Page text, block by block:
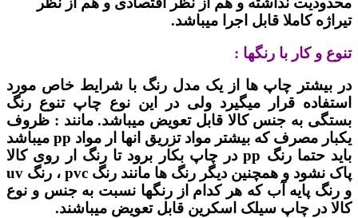
تیراژه کاملا قابل اجرا میباشد.
تنوع و کار با رنگها :
در بیشتر چاپ ها از یک مدل رنگ با شرایط خاص مورد
استفاده قرار میگیرد ولی در این نوع چاپ تنوع رنگ
بستگی به جنس کالا قابل تعویض میباشد. مانند : ظروف
یکبار مصرف که بیشتر مواد تزریق انها ار مواد pp میباشد
باید حتما رنگ pp در چاپ بکار برود تا رنگ ار روی کالا
پاک نشود و همچنین دیگر رنگ ها مانند رنگ pvc ، رنگ uv
و رنگ پایه آب که هر کدام از رنگها نسبت به جنس و نوع
کالا در چاپ سیلک اسکرین قابل تعویض میباشند.